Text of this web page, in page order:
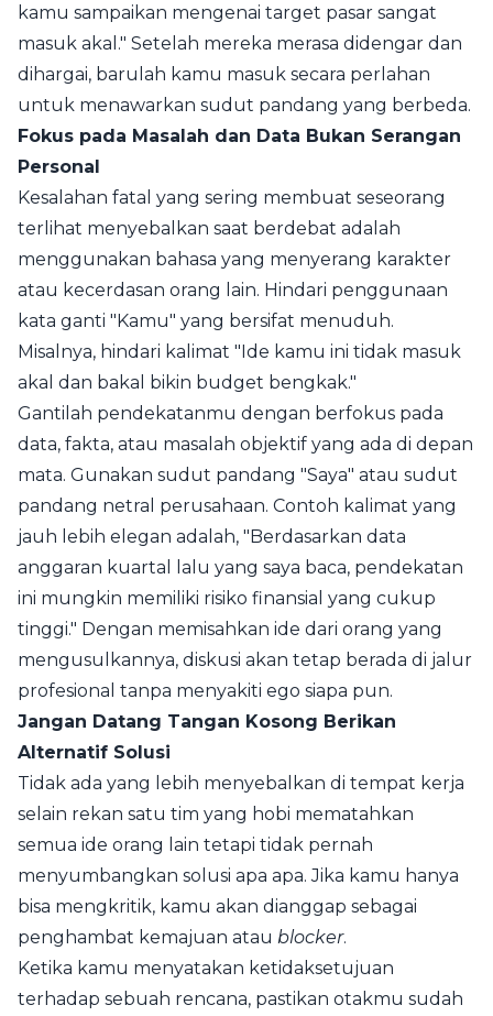
kamu sampaikan mengenai target pasar sangat
masuk akal." Setelah mereka merasa didengar dan
dihargai, barulah kamu masuk secara perlahan
untuk menawarkan sudut pandang yang berbeda.
Fokus pada Masalah dan Data Bukan Serangan
Personal
Kesalahan fatal yang sering membuat seseorang
terlihat menyebalkan saat berdebat adalah
menggunakan bahasa yang menyerang karakter
atau kecerdasan orang lain. Hindari penggunaan
kata ganti "Kamu" yang bersifat menuduh.
Misalnya, hindari kalimat "Ide kamu ini tidak masuk
akal dan bakal bikin budget bengkak."
Gantilah pendekatanmu dengan berfokus pada
data, fakta, atau masalah objektif yang ada di depan
mata. Gunakan sudut pandang "Saya" atau sudut
pandang netral perusahaan. Contoh kalimat yang
jauh lebih elegan adalah, "Berdasarkan data
anggaran kuartal lalu yang saya baca, pendekatan
ini mungkin memiliki risiko finansial yang cukup
tinggi." Dengan memisahkan ide dari orang yang
mengusulkannya, diskusi akan tetap berada di jalur
profesional tanpa menyakiti ego siapa pun.
Jangan Datang Tangan Kosong Berikan
Alternatif Solusi
Tidak ada yang lebih menyebalkan di tempat kerja
selain rekan satu tim yang hobi mematahkan
semua ide orang lain tetapi tidak pernah
menyumbangkan solusi apa apa. Jika kamu hanya
bisa mengkritik, kamu akan dianggap sebagai
penghambat kemajuan atau blocker.
Ketika kamu menyatakan ketidaksetujuan
terhadap sebuah rencana, pastikan otakmu sudah